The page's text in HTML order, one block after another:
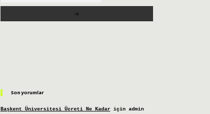
Son yorumlar
Başkent Üniversitesi Ücreti Ne Kadariçin admin